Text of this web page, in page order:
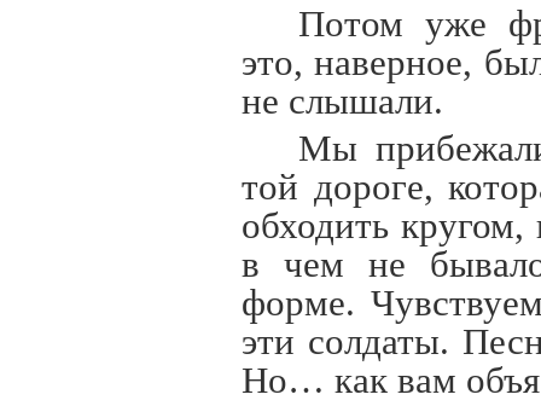
Потом уже
это, наверное,
не слышали.
Мы
той дороге,
обходить
в чем не
форме.
эти солдаты.
Но… как вам